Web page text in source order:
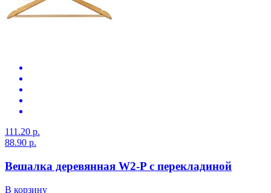
111.20 р.
88.90 р.
Вешалка деревянная W2-P с перекладиной
В корзину